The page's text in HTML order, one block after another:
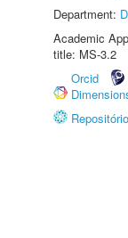
Department:
Academic
title: MS-3.2
Orcid